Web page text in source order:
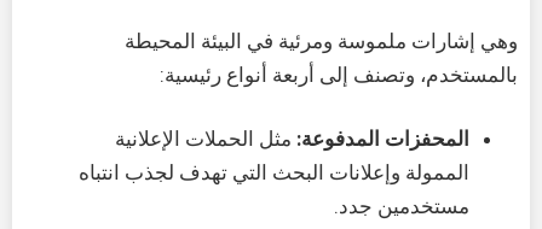
وهي إشارات ملموسة ومرئية في البيئة المحيطة
بالمستخدم، وتصنف إلى أربعة أنواع رئيسية:
المحفزات المدفوعة: مثل الحملات الإعلانية
الممولة وإعلانات البحث التي تهدف لجذب انتباه
مستخدمين جدد.